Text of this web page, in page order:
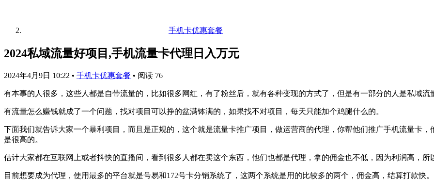
手机卡优惠套餐
2024私域流量好项目,手机流量卡代理日入万元
2024年4月9日 10:22 • 手机卡优惠套餐 • 阅读 76
有本事的人很多，这些人都是自带流量的，比如很多网红，有了粉丝后，就有各种变现的方式了，但是有一部分的人是私域流
有流量怎么赚钱就成了一个问题，找对项目可以挣的盆满钵满的，如果找不对项目，每天只能加个鸡腿什么的。
下面我们就告诉大家一个暴利项目，而且是正规的，这个就是流量卡推广项目，做运营商的代理，你帮他们推广手机流量卡
是很高的。
估计大家都在互联网上或者抖快的直播间，看到很多人都在卖这个东西，他们也都是代理，拿的佣金也不低，因为利润高，所
目前想要成为代理，使用最多的平台就是号易和172号卡分销系统了，这两个系统是用的比较多的两个，佣金高，结算打款快。